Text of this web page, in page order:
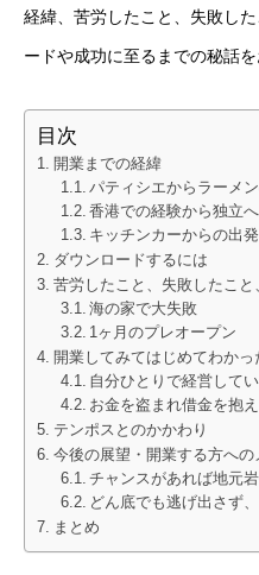
経緯、苦労したこと、失敗し
ードや成功に至るまでの秘話を
目次
開業までの経緯
パティシエからラーメ
香港での経験から独立へ
キッチンカーからの出発
ダウンロードするには
苦労したこと、失敗したこ
海の家で大失敗
1ヶ月のプレオープン
開業してみてはじめてわかっ
自分ひとりで経営して
お金を盗まれ借金を抱
テンポスとのかかわり
今後の展望・開業する方への
チャンスがあれば地元
どん底でも逃げ出さず
まとめ